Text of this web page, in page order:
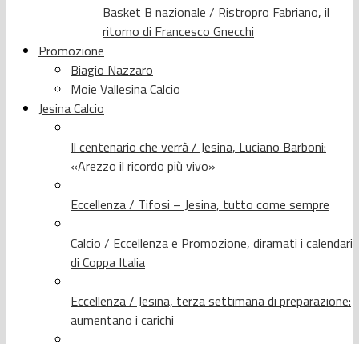
Basket B nazionale / Ristropro Fabriano, il
ritorno di Francesco Gnecchi
Promozione
Biagio Nazzaro
Moie Vallesina Calcio
Jesina Calcio
Il centenario che verrà / Jesina, Luciano Barboni:
«Arezzo il ricordo più vivo»
Eccellenza / Tifosi – Jesina, tutto come sempre
Calcio / Eccellenza e Promozione, diramati i calendari
di Coppa Italia
Eccellenza / Jesina, terza settimana di preparazione:
aumentano i carichi